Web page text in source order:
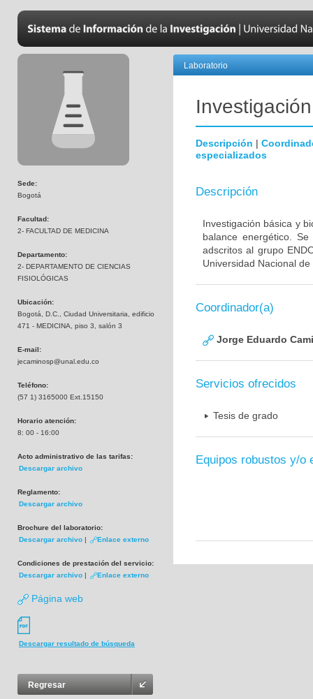
Sede:
Bogotá
Facultad:
2- FACULTAD DE MEDICINA
Departamento:
2- DEPARTAMENTO DE CIENCIAS
FISIOLÓGICAS
Ubicación:
Bogotá, D.C., Ciudad Universitaria, edificio
471 - MEDICINA, piso 3, salón 3
E-mail:
jecaminosp@unal.edu.co
Teléfono:
(57 1) 3165000 Ext.15150
Horario atención:
8: 00 - 16:00
Acto administrativo de las tarifas:
Descargar archivo
Reglamento:
Descargar archivo
Brochure del laboratorio:
Descargar archivo | Enlace externo
Condiciones de prestación del servicio:
Descargar archivo | Enlace externo
Página web
Descargar resultado de búsqueda
Regresar
Laboratorio
Descripción |
especializados
Descripción
Investigación básica y
balance energético.
adscritos al grupo
Universidad Nacional
Coordinador(a)
Jorge Eduardo
Servicios ofrecidos
Tesis de grado
Equipos robustos y/o